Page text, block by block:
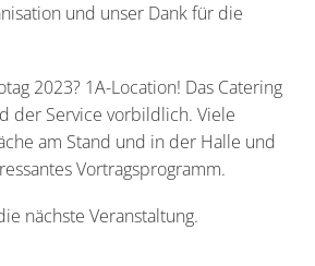
und unser Dank für die
2023? 1A-Location! Das Catering
der Service vorbildlich. Viele
am Stand und in der Halle und
Vortragsprogramm.
nächste Veranstaltung.